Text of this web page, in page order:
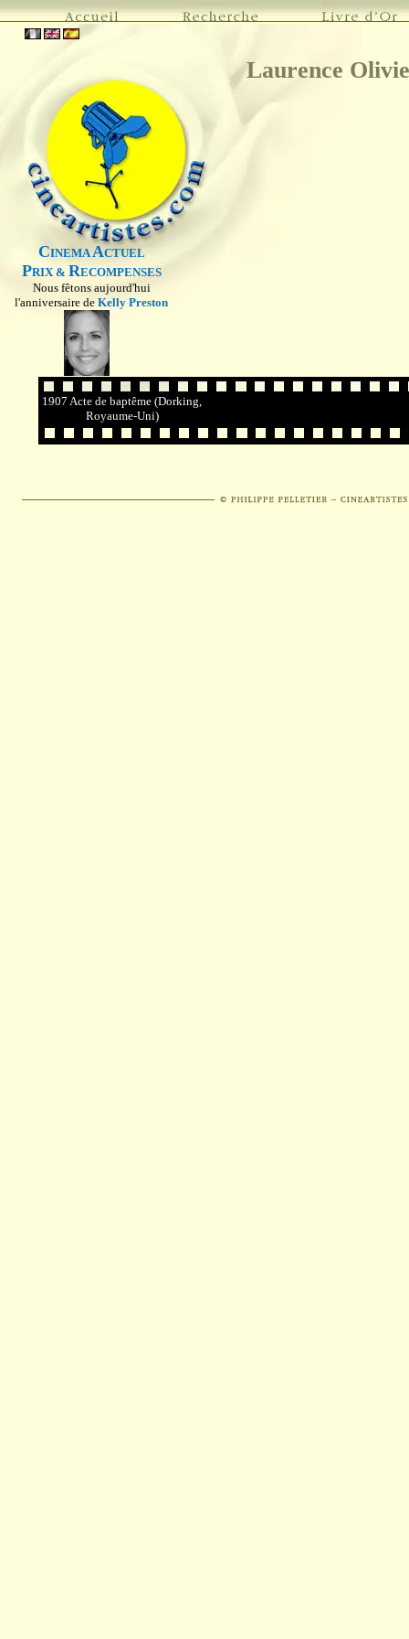
CINEMAACTUEL
PRIX & RECOMPENSES
Nous fêtons aujourd'hui
l'anniversaire de Kelly Preston
Laurence
1907 Acte de baptême (Dorking,
Royaume-Uni)